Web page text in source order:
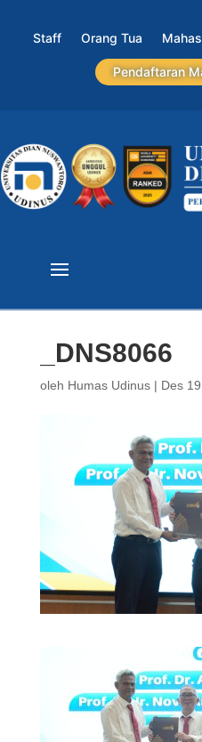
Staff Orang Tua
Pendaftaran
_DNS8066
oleh Humas Udinus| Des